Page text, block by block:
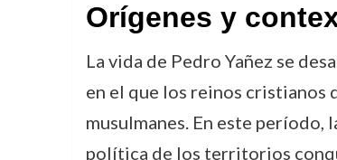
Orígenes y
La vida de Pedro Yañez se
en el que los reinos
musulmanes. En este período,
política de los territorios